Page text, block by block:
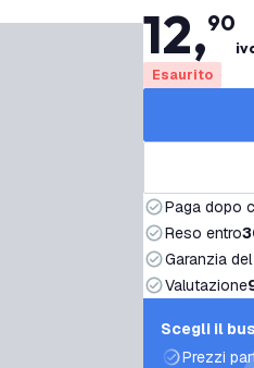
12,90
Esaurito
Paga dopo
Reso entro
Garanzia
Valutazione
Scegli il
Prezzi